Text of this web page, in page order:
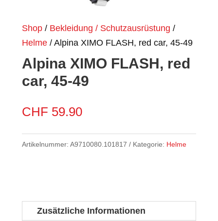
Shop/ Bekleidung / Schutzausrüstung /
Helme/ Alpina XIMO FLASH, red car, 45-49
Alpina XIMO FLASH, red
car, 45-49
CHF 59.90
Artikelnummer: A9710080.101817 Kategorie: Helme
Zusätzliche Informationen